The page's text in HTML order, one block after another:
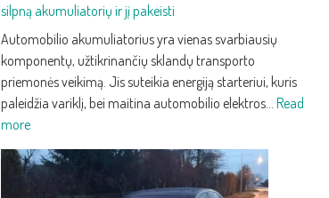
silpną akumuliatorių ir jį pakeisti
Automobilio akumuliatorius yra vienas svarbiausių
komponentų, užtikrinančių sklandų transporto
priemonės veikimą. Jis suteikia energiją starteriui, kuris
paleidžia variklį, bei maitina automobilio elektros… Read
more:
priežiūra